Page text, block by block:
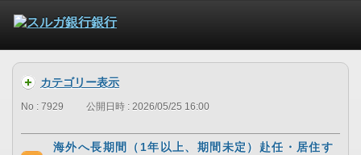
カテゴリー表示
No : 7929 公開日時 : 2026/05/25 16:00
海外へ長期間（1年以上、期間未定）赴任・居住す